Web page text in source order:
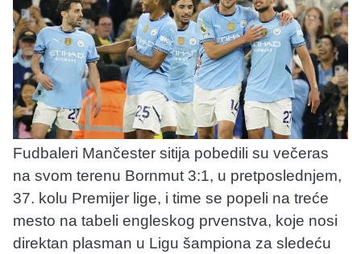
Fudbaleri Mančester sitija pobedili su večeras
na svom terenu Bornmut 3:1, u pretposlednjem,
37. kolu Premijer lige, i time se popeli na treće
mesto na tabeli engleskog prvenstva, koje nosi
direktan plasman u Ligu šampiona za sledeću